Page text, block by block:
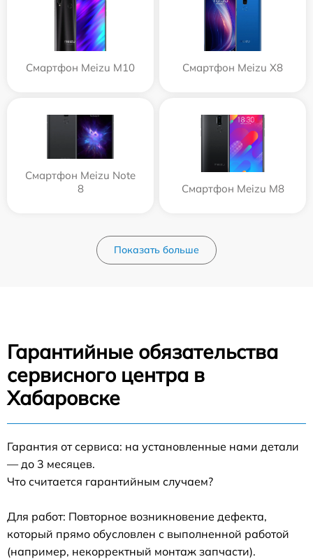
Смартфон Meizu M10 Смартфон Meizu X8
Смартфон Meizu Note
8
Смартфон Meizu M8
Показать больше
Гарантийные обязательства
сервисного центра в
Хабаровске
Гарантия от сервиса: на установленные нами детали
— до 3 месяцев.
Что считается гарантийным случаем?
Для работ: Повторное возникновение дефекта,
который прямо обусловлен с выполненной работой
(например, некорректный монтаж запчасти).